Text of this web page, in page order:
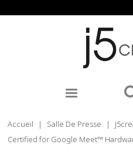
Accueil | Salle De Presse |
Certified for Google Meet™